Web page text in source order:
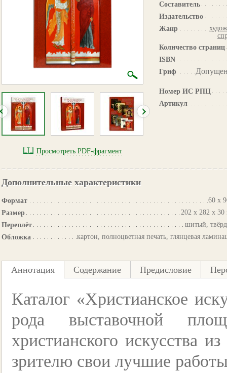
Просмотреть PDF-фрагмент
Составитель
Издательство
Жанр
Количество страниц
ISBN
Гриф
Номер ИС РПЦ
Артикул
Дополнительные характеристики
Формат
60 х
Размер
202 х 282 х
Переплёт
шитый,
Обложка
картон, полноцветная печать, глянцевая
Аннотация Содержание Предисловие
Каталог «Христианское
рода выставочной
христианского искусства
зрителю свои лучшие